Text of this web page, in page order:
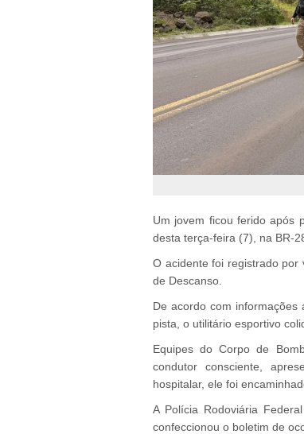
Um jovem ficou ferido após
desta terça-feira (7), na BR-
O acidente foi registrado por
de Descanso.
De acordo com informações
pista, o utilitário esportivo
Equipes do Corpo de
condutor consciente,
hospitalar, ele foi
A Polícia Rodoviária
confeccionou o boletim de